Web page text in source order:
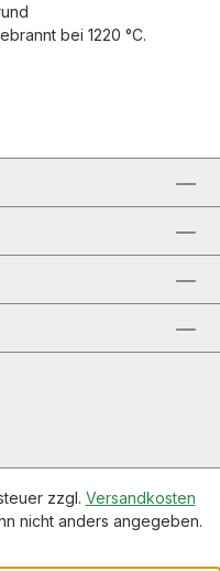
bei 1220 °C.
zzgl. Versandkosten
nicht anders angegeben.